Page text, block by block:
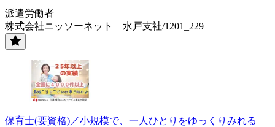
派遣労働者
株式会社ニッソーネット 水戸支社/1201_229
保育士(要資格)／小規模で、一人ひとりをゆっくりみれる